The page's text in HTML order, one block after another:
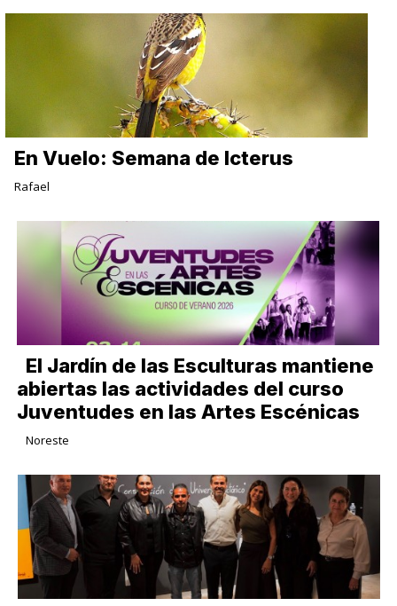
En Vuelo: Semana de Icterus
Rafael
El Jardín de las Esculturas mantiene
abiertas las actividades del curso
Juventudes en las Artes Escénicas
Noreste